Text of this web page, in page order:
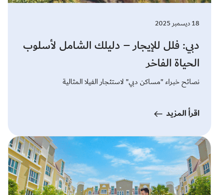
18 ديسمبر 2025
دبي: فلل للإيجار – دليلك الشامل لأسلوب
الحياة الفاخر
نصائح خبراء "مساكن دبي" لاستئجار الفيلا المثالية
اقرأ المزيد